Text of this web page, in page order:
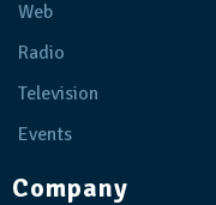
Web
Radio
Television
Events
Company